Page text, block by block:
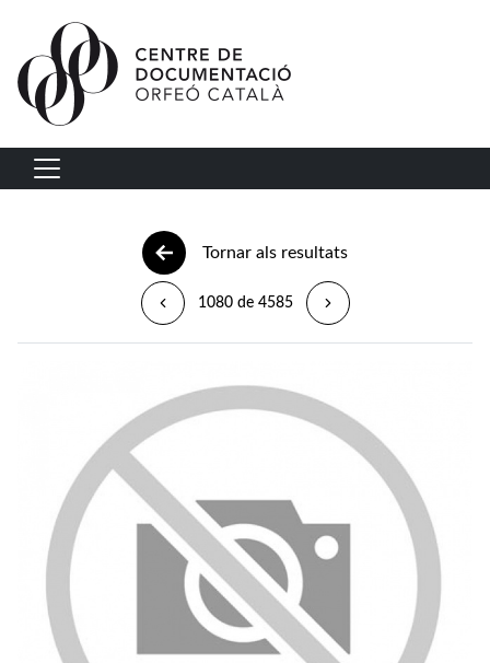
Vés al contingut
Navegació principal
Tornar als resultats
1080 de 4585